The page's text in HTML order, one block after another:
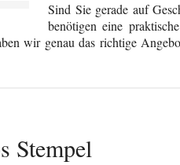
Sind Sie gerade auf
benötigen eine
wir genau das richtige
Stempel